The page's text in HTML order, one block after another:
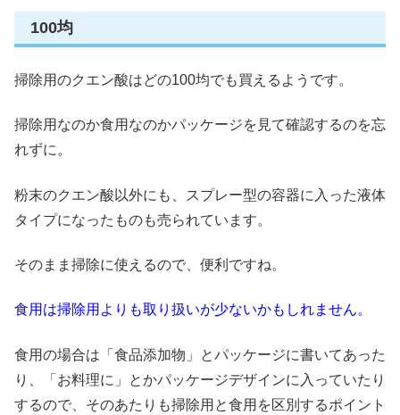
100均
掃除用のクエン酸はどの100均でも買えるようです。
掃除用なのか食用なのかパッケージを見て確認するのを忘
れずに。
粉末のクエン酸以外にも、スプレー型の容器に入った液体
タイプになったものも売られています。
そのまま掃除に使えるので、便利ですね。
食用は掃除用よりも取り扱いが少ないかもしれません。
食用の場合は「食品添加物」とパッケージに書いてあった
り、「お料理に」とかパッケージデザインに入っていたり
するので、そのあたりも掃除用と食用を区別するポイント